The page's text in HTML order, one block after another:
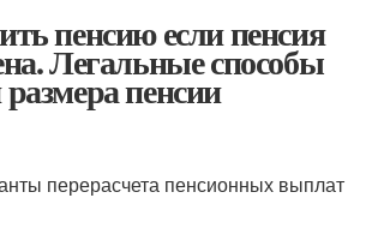
пенсию если пенсия
Легальные способы
пенсии
перерасчета пенсионных выплат